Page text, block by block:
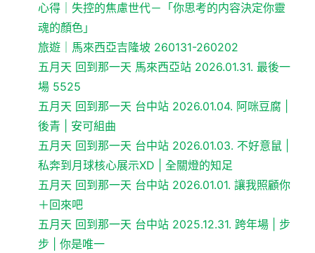
心得｜失控的焦慮世代－「你思考的内容決定你靈
魂的顏色」
旅遊｜馬來西亞吉隆坡 260131-260202
五月天 回到那一天 馬來西亞站 2026.01.31. 最後一
場 5525
五月天 回到那一天 台中站 2026.01.04. 阿咪豆腐 |
後青 | 安可組曲
五月天 回到那一天 台中站 2026.01.03. 不好意鼠 |
私奔到月球核心展示XD | 全關燈的知足
五月天 回到那一天 台中站 2026.01.01. 讓我照顧你
＋回來吧
五月天 回到那一天 台中站 2025.12.31. 跨年場 | 步
步 | 你是唯一